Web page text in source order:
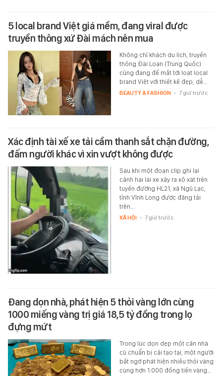
5 local brand Việt giá mềm, đang viral được
truyền thông xứ Đài mách nên mua
Không chỉ khách du lịch, truyền
thông Đài Loan (Trung Quốc)
cũng đang để mắt tới loạt local
brand Việt với thiết kế đẹp, dễ…
BEAUTY & FASHION - 7 giờ trước
Xác định tài xế xe tải cầm thanh sắt chặn đường,
đấm người khác vì xin vượt không được
Sau khi một đoạn clip ghi lại
cảnh hai lái xe xảy ra xô xát trên
tuyến đường HL21, xã Ngũ Lạc,
tỉnh Vĩnh Long được đăng tải
trên…
XÃ HỘI - 7 giờ trước
Đang dọn nhà, phát hiện 5 thỏi vàng lớn cùng
1000 miếng vàng trị giá 18,5 tỷ đồng trong lọ
đựng mứt
Trong lúc dọn dẹp một căn nhà
cũ chuẩn bị cải tạo tại, một người
bất ngờ phát hiện nhiều thỏi vàng
cùng hơn 1.000 đồng tiền vàng…